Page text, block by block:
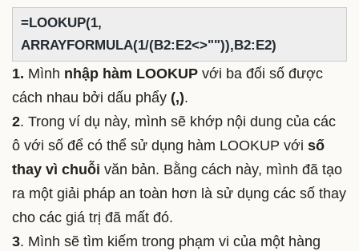
=LOOKUP(1,
ARRAYFORMULA(1/(B2:E2<>"")),B2:E2)
1. Mình nhập hàm LOOKUP với ba đối số được
cách nhau bởi dấu phẩy (,).
2. Trong ví dụ này, mình sẽ khớp nội dung của các
ô với số để có thể sử dụng hàm LOOKUP với số
thay vì chuỗi văn bản. Bằng cách này, mình đã tạo
ra một giải pháp an toàn hơn là sử dụng các số thay
cho các giá trị đã mất đó.
3. Mình sẽ tìm kiếm trong phạm vi của một hàng